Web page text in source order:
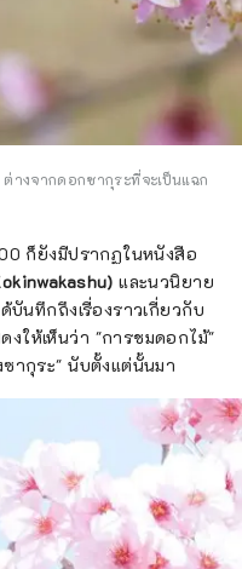
งจากดอกซากุระที่จะเป็นแฉก
ก็ยังมีปรากฏในหนังสือ
และนวนิยาย
บันทึกถึงเรื่องราวเกี่ยวกับ
ให้เห็นว่า "การชมดอกไม้"
ซากุระ" นับตั้งแต่นั้นมา